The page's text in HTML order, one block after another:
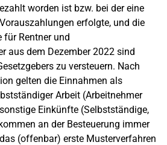
worden ist bzw. bei der eine
erfolgte, und die
für Rentner und
aus dem Dezember 2022 sind
zu versteuern. Nach
gelten die Einnahmen als
Arbeit (Arbeitnehmer
Einkünfte (Selbstständige,
an der Besteuerung immer
(offenbar) erste Musterverfahren